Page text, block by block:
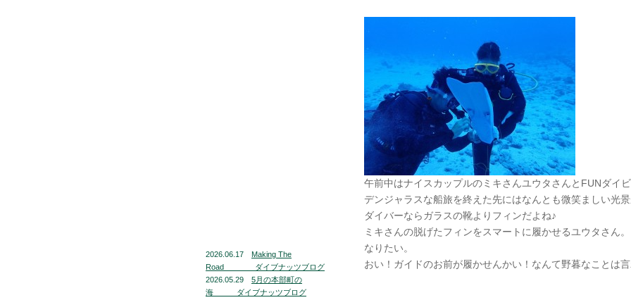
2026.06.17
Making The
Road ダイブナッツブログ
2026.05.29
5月の本部町の
海 ダイブナッツブログ
午前中はナイスカップルのミキさんユウタさんとFUNダイビ
デンジャラスな船旅を終えた先にはなんとも微笑ましい光景
ダイバーならガラスの靴よりフィンだよね♪
ミキさんの脱げたフィンをスマートに履かせるユウタさん
なりたい。
おい！ガイドのお前が履かせんかい！なんて野暮なことは言